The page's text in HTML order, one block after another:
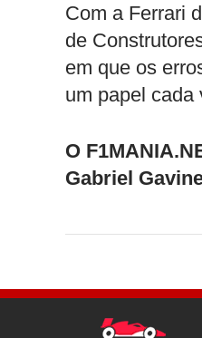
Com a Ferrari
de
em que os
um papel cada
O
Gabriel